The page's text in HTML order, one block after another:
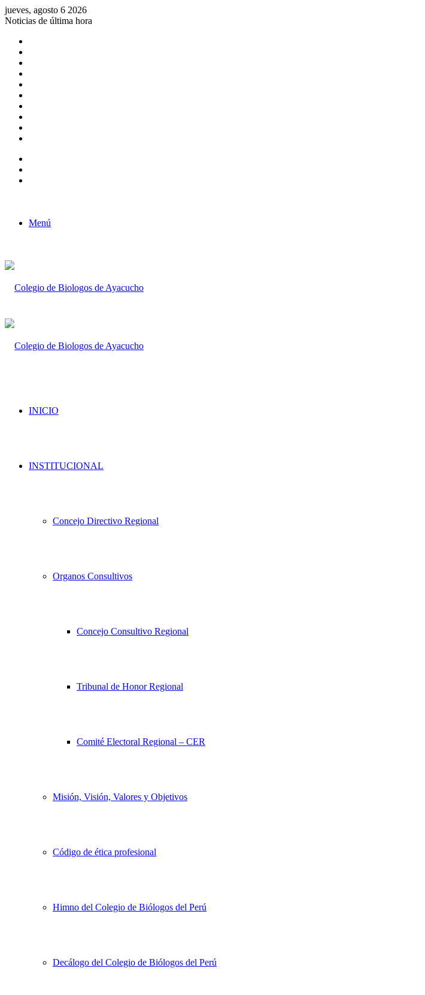
jueves, agosto 6 2026
Noticias de última hora
Menú
INICIO
INSTITUCIONAL
Concejo Directivo Regional
Organos Consultivos
Concejo Consultivo Regional
Tribunal de Honor Regional
Comité Electoral Regional – CER
Misión, Visión, Valores y Objetivos
Código de ética profesional
Himno del Colegio de Biólogos del Perú
Decálogo del Colegio de Biólogos del Perú